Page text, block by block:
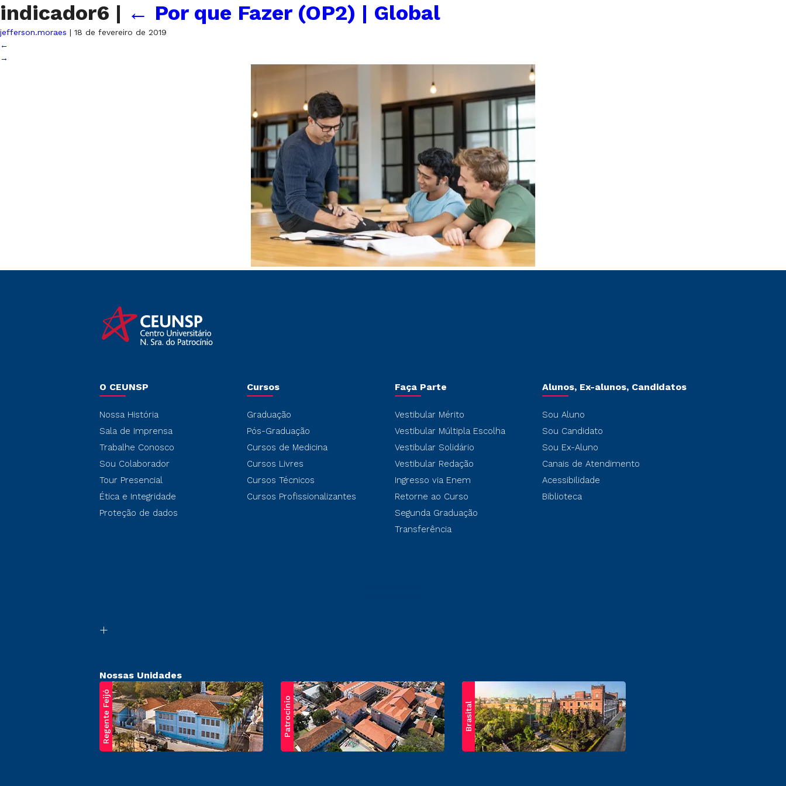
indicador6 | ← Por que Fazer (OP2) | Global
jefferson.moraes | 18 de fevereiro de 2019
←
→
O CEUNSP
Nossa História
Sala de Imprensa
Trabalhe Conosco
Sou Colaborador
Tour Presencial
Ética e Integridade
Proteção de dados
Cursos
Graduação
Pós-Graduação
Cursos de Medicina
Cursos Livres
Cursos Técnicos
Cursos Profissionalizantes
Faça Parte
Vestibular Mérito
Vestibular Múltipla Escolha
Vestibular Solidário
Vestibular Redação
Ingresso via Enem
Retorne ao Curso
Segunda Graduação
Transferência
Alunos, Ex-alunos, Candidatos
Sou Aluno
Sou Candidato
Sou Ex-Aluno
Canais de Atendimento
Acessibilidade
Biblioteca
Nossas Unidades
Regente Feijó Patrocínio Brasital